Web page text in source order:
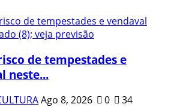
de tempestades e
neste...
Ago 8, 2026 0
34